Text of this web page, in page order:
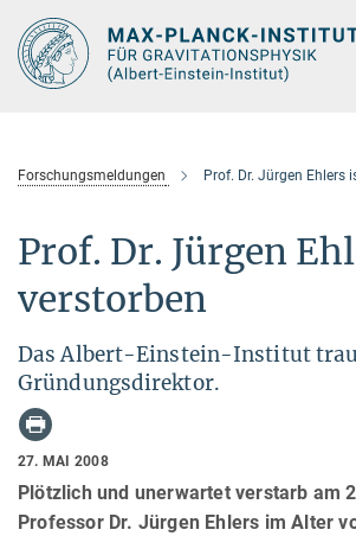
Hauptinhalt
Forschungsmeldungen Prof. Dr. Jürgen Ehlers
Prof. Dr. Jürgen
verstorben
Das Albert-Einstein-Institut
Gründungsdirektor.
27. MAI 2008
Plötzlich und unerwartet verstarb am
Professor Dr. Jürgen Ehlers im Alter